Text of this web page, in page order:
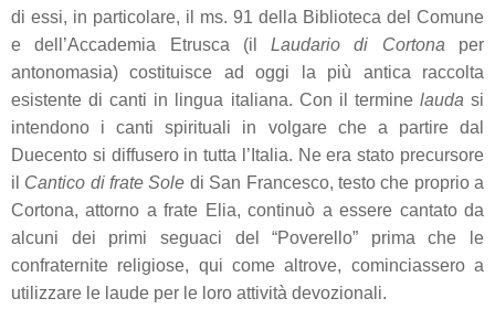
di essi, in particolare, il ms. 91 della Biblioteca del Comune
e dell’Accademia Etrusca (ilLaudario di Cortona per
antonomasia) costituisce ad oggi la più antica raccolta
esistente di canti in lingua italiana. Con il termine lauda si
intendono i canti spirituali in volgare che a partire dal
Duecento si diffusero in tutta l’Italia. Ne era stato precursore
il Cantico di frate Sole di San Francesco, testo che proprio a
Cortona, attorno a frate Elia, continuò a essere cantato da
alcuni dei primi seguaci del “Poverello” prima che le
confraternite religiose, qui come altrove, cominciassero a
utilizzare le laude per le loro attività devozionali.